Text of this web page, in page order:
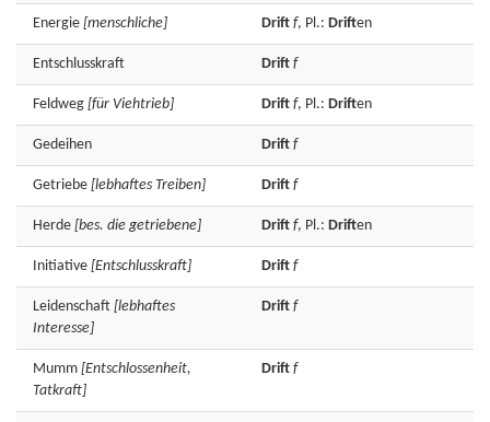
Energie [menschliche] Drift f, Pl.: Driften
Entschlusskraft Drift f
Feldweg [für Viehtrieb] Drift f, Pl.: Driften
Gedeihen Drift f
Getriebe [lebhaftes Treiben] Drift f
Herde [bes. die getriebene] Drift f, Pl.: Driften
Initiative [Entschlusskraft] Drift f
Leidenschaft [lebhaftes
Interesse]
Drift f
Mumm [Entschlossenheit,
Tatkraft]
Drift f